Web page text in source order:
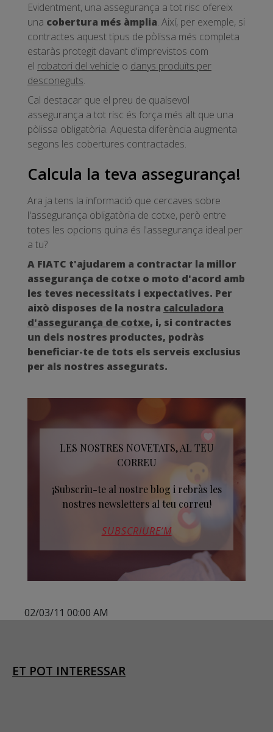
Evidentment, una assegurança a tot risc ofereix
una cobertura més àmplia. Així, per exemple, si
contractes aquest tipus de pòlissa més completa
estaràs protegit davant d'imprevistos com
el robatori del vehicle o danys produïts per
desconeguts.
Cal destacar que el preu de qualsevol
assegurança a tot risc és força més alt que una
pòlissa obligatòria. Aquesta diferència augmenta
segons les cobertures contractades.
Calcula la teva assegurança!
Ara ja tens la informació que cercaves sobre
l'assegurança obligatòria de cotxe, però entre
totes les opcions quina és l'assegurança ideal per
a tu?
A FIATC t'ajudarem a contractar la millor
assegurança de cotxe o moto d'acord amb
les teves necessitats i expectatives. Per
això disposes de la nostra calculadora
d'assegurança de cotxe, i, si contractes
un dels nostres productes, podràs
beneficiar-te de tots els serveis exclusius
per als nostres assegurats.
LES NOSTRES NOVETATS, AL TEU
CORREU
¡Subscriu-te al nostre blog i rebràs les
nostres newsletters al teu correu!
SUBSCRIURE’M
02/03/11 00:00 AM
ET POT INTERESSAR